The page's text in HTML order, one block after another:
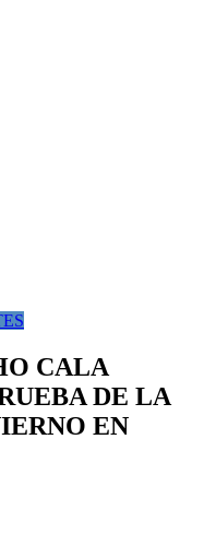
CALA
DE LA
EN